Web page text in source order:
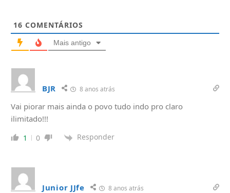
16 COMENTÁRIOS
Mais antigo
BJR 8 anos atrás
Vai piorar mais ainda o povo tudo indo pro claro
ilimitado!!!
1 0 Responder
Junior JJfe 8 anos atrás